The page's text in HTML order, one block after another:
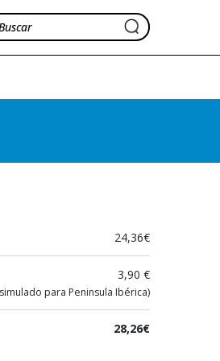
en red
24,36€
3,90 €
para Peninsula Ibérica)
28,26€